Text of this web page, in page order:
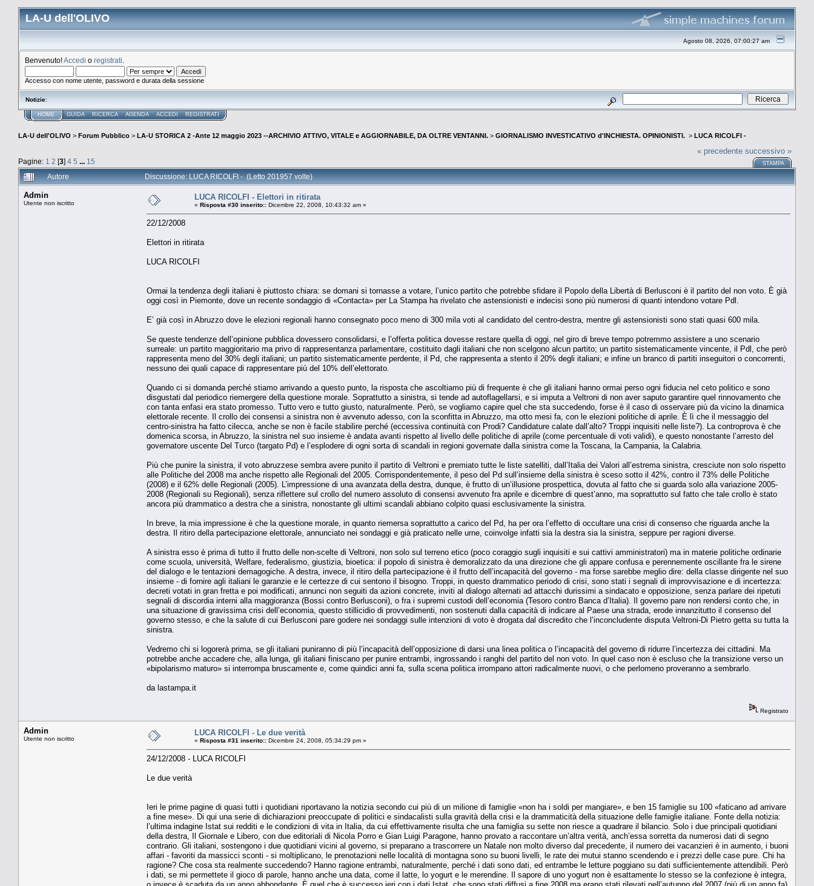
LA-U dell'OLIVO
Agosto 08, 2026, 07:00:27 am
Benvenuto!Accedi o registrati
Accesso con nome utente, password e durata della sessione
Notizie:
HOME GUIDA RICERCA AGENDA ACCEDI REGISTRATI
LA-U dell'OLIVO > Forum Pubblico > LA-U STORICA 2 -Ante 12 maggio 2023 --ARCHIVIO ATTIVO, VITALE e AGGIORNABILE, DA OLTRE VENTANNI. > GIORNALISMO INVESTICATIVO d'INCHIESTA. OPINIONISTI. > LUCA RICOLFI -
Pagine: 1 2 [3] 4 5 ... 15
« precedente successivo »
STAMPA
Autore Discussione: LUCA RICOLFI - (Letto 201957 volte)
Admin
Utente non iscritto
LUCA RICOLFI - Elettori in ritirata
« Risposta #30 inserito:: Dicembre 22, 2008, 10:43:32 am »
22/12/2008
Elettori in ritirata
LUCA RICOLFI
Ormai la tendenza degli italiani è piuttosto chiara: se domani si tornasse a votare, l’unico partito che potrebbe sfidare il Popolo della Libertà di Berlusconi è il partito del non voto. È già
oggi così in Piemonte, dove un recente sondaggio di «Contacta» per La Stampa ha rivelato che astensionisti e indecisi sono più numerosi di quanti intendono votare Pdl.
E’ già così in Abruzzo dove le elezioni regionali hanno consegnato poco meno di 300 mila voti al candidato del centro-destra, mentre gli astensionisti sono stati quasi 600 mila.
Se queste tendenze dell’opinione pubblica dovessero consolidarsi, e l’offerta politica dovesse restare quella di oggi, nel giro di breve tempo potremmo assistere a uno scenario
surreale: un partito maggioritario ma privo di rappresentanza parlamentare, costituito dagli italiani che non scelgono alcun partito; un partito sistematicamente vincente, il Pdl, che però
rappresenta meno del 30% degli italiani; un partito sistematicamente perdente, il Pd, che rappresenta a stento il 20% degli italiani; e infine un branco di partiti inseguitori o concorrenti,
nessuno dei quali capace di rappresentare più del 10% dell’elettorato.
Quando ci si domanda perché stiamo arrivando a questo punto, la risposta che ascoltiamo più di frequente è che gli italiani hanno ormai perso ogni fiducia nel ceto politico e sono
disgustati dal periodico riemergere della questione morale. Soprattutto a sinistra, si tende ad autoflagellarsi, e si imputa a Veltroni di non aver saputo garantire quel rinnovamento che
con tanta enfasi era stato promesso. Tutto vero e tutto giusto, naturalmente. Però, se vogliamo capire quel che sta succedendo, forse è il caso di osservare più da vicino la dinamica
elettorale recente. Il crollo dei consensi a sinistra non è avvenuto adesso, con la sconfitta in Abruzzo, ma otto mesi fa, con le elezioni politiche di aprile. È lì che il messaggio del
centro-sinistra ha fatto cilecca, anche se non è facile stabilire perché (eccessiva continuità con Prodi? Candidature calate dall’alto? Troppi inquisiti nelle liste?). La controprova è che
domenica scorsa, in Abruzzo, la sinistra nel suo insieme è andata avanti rispetto al livello delle politiche di aprile (come percentuale di voti validi), e questo nonostante l’arresto del
governatore uscente Del Turco (targato Pd) e l’esplodere di ogni sorta di scandali in regioni governate dalla sinistra come la Toscana, la Campania, la Calabria.
Più che punire la sinistra, il voto abruzzese sembra avere punito il partito di Veltroni e premiato tutte le liste satelliti, dall’Italia dei Valori all’estrema sinistra, cresciute non solo rispetto
alle Politiche del 2008 ma anche rispetto alle Regionali del 2005. Corrispondentemente, il peso del Pd sull’insieme della sinistra è sceso sotto il 42%, contro il 73% delle Politiche
(2008) e il 62% delle Regionali (2005). L’impressione di una avanzata della destra, dunque, è frutto di un’illusione prospettica, dovuta al fatto che si guarda solo alla variazione 2005-
2008 (Regionali su Regionali), senza riflettere sul crollo del numero assoluto di consensi avvenuto fra aprile e dicembre di quest’anno, ma soprattutto sul fatto che tale crollo è stato
ancora più drammatico a destra che a sinistra, nonostante gli ultimi scandali abbiano colpito quasi esclusivamente la sinistra.
In breve, la mia impressione è che la questione morale, in quanto riemersa soprattutto a carico del Pd, ha per ora l’effetto di occultare una crisi di consenso che riguarda anche la
destra. Il ritiro della partecipazione elettorale, annunciato nei sondaggi e già praticato nelle urne, coinvolge infatti sia la destra sia la sinistra, seppure per ragioni diverse.
A sinistra esso è prima di tutto il frutto delle non-scelte di Veltroni, non solo sul terreno etico (poco coraggio sugli inquisiti e sui cattivi amministratori) ma in materie politiche ordinarie
come scuola, università, Welfare, federalismo, giustizia, bioetica: il popolo di sinistra è demoralizzato da una direzione che gli appare confusa e perennemente oscillante fra le sirene
del dialogo e le tentazioni demagogiche. A destra, invece, il ritiro della partecipazione è il frutto dell’incapacità del governo - ma forse sarebbe meglio dire: della classe dirigente nel suo
insieme - di fornire agli italiani le garanzie e le certezze di cui sentono il bisogno. Troppi, in questo drammatico periodo di crisi, sono stati i segnali di improvvisazione e di incertezza:
decreti votati in gran fretta e poi modificati, annunci non seguiti da azioni concrete, inviti al dialogo alternati ad attacchi durissimi a sindacato e opposizione, senza parlare dei ripetuti
segnali di discordia interni alla maggioranza (Bossi contro Berlusconi), o fra i supremi custodi dell’economia (Tesoro contro Banca d’Italia). Il governo pare non rendersi conto che, in
una situazione di gravissima crisi dell’economia, questo stillicidio di provvedimenti, non sostenuti dalla capacità di indicare al Paese una strada, erode innanzitutto il consenso del
governo stesso, e che la salute di cui Berlusconi pare godere nei sondaggi sulle intenzioni di voto è drogata dal discredito che l’inconcludente disputa Veltroni-Di Pietro getta su tutta la
sinistra.
Vedremo chi si logorerà prima, se gli italiani puniranno di più l’incapacità dell’opposizione di darsi una linea politica o l’incapacità del governo di ridurre l’incertezza dei cittadini. Ma
potrebbe anche accadere che, alla lunga, gli italiani finiscano per punire entrambi, ingrossando i ranghi del partito del non voto. In quel caso non è escluso che la transizione verso un
«bipolarismo maturo» si interrompa bruscamente e, come quindici anni fa, sulla scena politica irrompano attori radicalmente nuovi, o che perlomeno proveranno a sembrarlo.
da lastampa.it
Registrato
Admin
Utente non iscritto
LUCA RICOLFI - Le due verità
« Risposta #31 inserito:: Dicembre 24, 2008, 05:34:29 pm »
24/12/2008 - LUCA RICOLFI
Le due verità
Ieri le prime pagine di quasi tutti i quotidiani riportavano la notizia secondo cui più di un milione di famiglie «non ha i soldi per mangiare», e ben 15 famiglie su 100 «faticano ad arrivare
a fine mese». Di qui una serie di dichiarazioni preoccupate di politici e sindacalisti sulla gravità della crisi e la drammaticità della situazione delle famiglie italiane. Fonte della notizia:
l’ultima indagine Istat sui redditi e le condizioni di vita in Italia, da cui effettivamente risulta che una famiglia su sette non riesce a quadrare il bilancio. Solo i due principali quotidiani
della destra, Il Giornale e Libero, con due editoriali di Nicola Porro e Gian Luigi Paragone, hanno provato a raccontare un’altra verità, anch’essa sorretta da numerosi dati di segno
contrario. Gli italiani, sostengono i due quotidiani vicini al governo, si preparano a trascorrere un Natale non molto diverso dal precedente, il numero dei vacanzieri è in aumento, i buoni
affari - favoriti da massicci sconti - si moltiplicano, le prenotazioni nelle località di montagna sono su buoni livelli, le rate dei mutui stanno scendendo e i prezzi delle case pure. Chi ha
ragione? Che cosa sta realmente succedendo? Hanno ragione entrambi, naturalmente, perché i dati sono dati, ed entrambe le letture poggiano su dati sufficientemente attendibili. Però
i dati, se mi permettete il gioco di parole, hanno anche una data, come il latte, lo yogurt e le merendine. Il sapore di uno yogurt non è esattamente lo stesso se la confezione è integra,